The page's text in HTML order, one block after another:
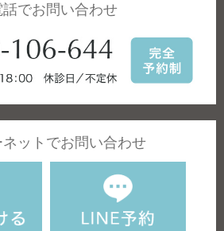
話でお問い合わせ
ネットでお問い合わせ